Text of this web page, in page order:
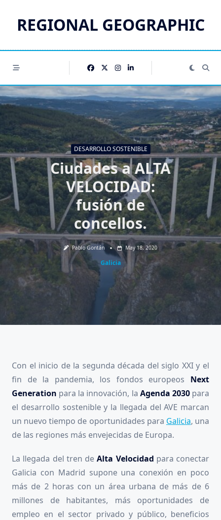
contenidoREGIONAL GEOGRAPHIC
DESARROLLO SOSTENIBLE
Ciudades a ALTA
VELOCIDAD:
fusión de
concellos.
Pablo Gontán May 18, 2020
Galicia
Con el inicio de la segunda década del siglo XXI y el
fin de la pandemia, los fondos europeos Next
Generation para la innovación, la Agenda 2030 para
el desarrollo sostenible y la llegada del AVE marcan
un nuevo tiempo de oportunidades para Galicia, una
de las regiones más envejecidas de Europa.
La llegada del tren deAlta Velocidad para conectar
Galicia con Madrid supone una conexión en poco
más de 2 horas con un área urbana de más de 6
millones de habitantes, más oportunidades de
empleo en el sector privado y público, beneficios